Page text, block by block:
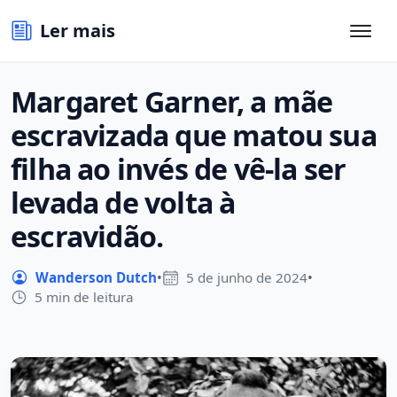
Ler mais
Margaret Garner, a mãe
escravizada que matou sua
filha ao invés de vê-la ser
levada de volta à
escravidão.
Wanderson Dutch• 5 de junho de 2024•
5 min de leitura